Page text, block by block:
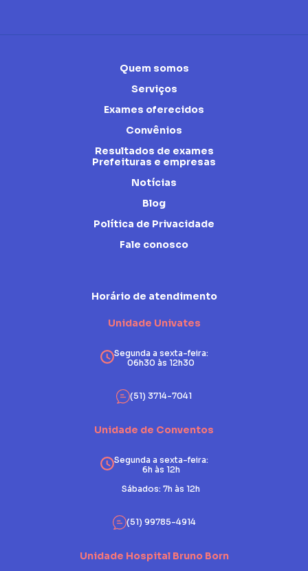
Quem somos
Serviços
Exames oferecidos
Convênios
Resultados de exames
Prefeituras e empresas
Notícias
Blog
Política de Privacidade
Fale conosco
Horário de atendimento
Unidade Univates
Segunda a sexta-feira:
06h30 às 12h30
(51) 3714-7041
Unidade de Conventos
Segunda a sexta-feira:
6h às 12h
Sábados: 7h às 12h
(51) 99785-4914
Unidade Hospital Bruno Born